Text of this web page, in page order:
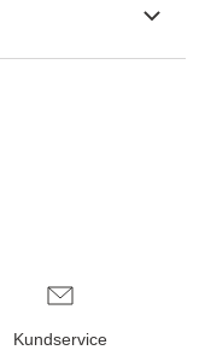
Kundservice